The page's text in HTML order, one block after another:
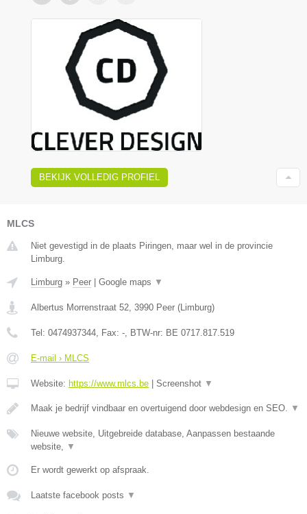
BEKIJK VOLLEDIG PROFIEL
MLCS
Niet gevestigd in de plaats Piringen, maar wel in de provincie
Limburg.
Limburg » Peer | Google maps ▼
Albertus Morrenstraat 52 3990 Peer (Limburg)
Tel: 0474937344 , Fax: - , BTW-nr: BE 0717.817.519
E-mail › MLCS
Website: https://www.mlcs.be | Screenshot ▼
Maak je bedrijf vindbaar en overtuigend door webdesign en SEO. ▼
Nieuwe website, Uitgebreide database, Aanpassen bestaande
website,
▼
Er wordt gewerkt op afspraak.
Laatste facebook posts ▼